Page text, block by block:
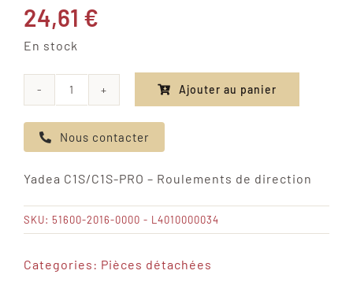
24,61 €
En stock
de
Yadea
PRO
-
Roulements
Ajouter au panier
Nous contacter
Yadea C1S/C1S-PRO – Roulements de direction
SKU: 51600-2016-0000 - L4010000034
Categories: Pièces détachées